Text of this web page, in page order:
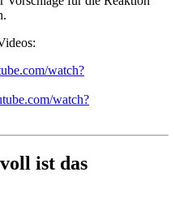
watch?
watch?
ist das